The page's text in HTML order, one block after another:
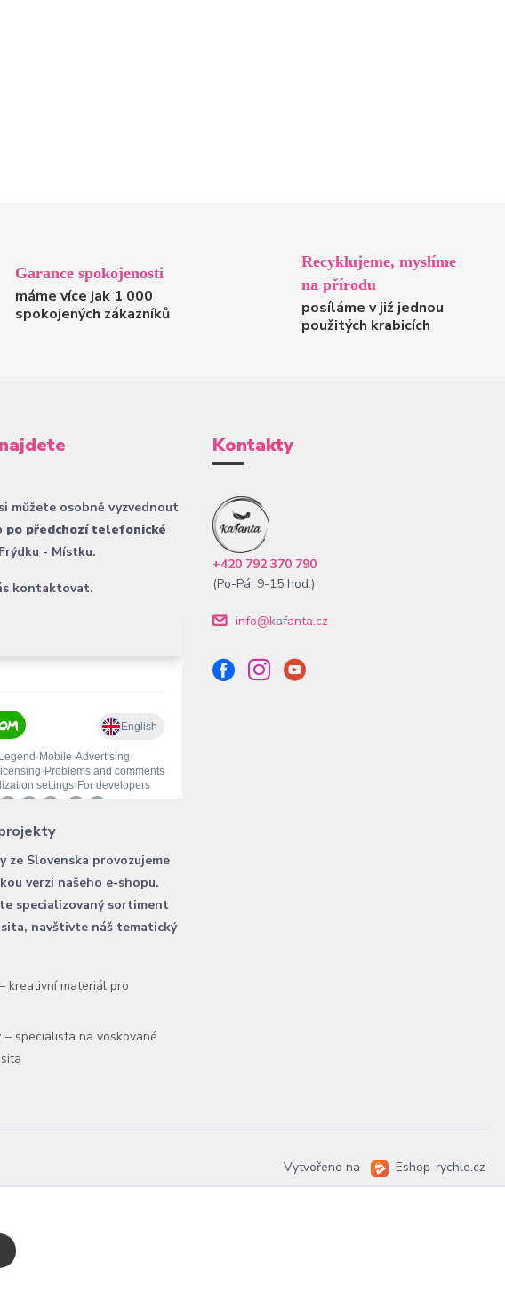
Garance spokojenosti
máme více jak 1 000
spokojených zákazníků
Recyklujeme, myslíme
na přírodu
posíláme v již jednou
použitých krabicích
můžete osobně vyzvednout
po předchozí telefonické
- Místku.
kontaktovat.
ze Slovenska provozujeme
verzi našeho e-shopu.
specializovaný sortiment
navštivte náš tematický
kreativní materiál pro
– specialista na voskované
Kontakty
+420 792 370 790
(Po-Pá, 9-15 hod.)
info@kafanta.cz
Vytvořeno na Eshop-rychle.cz